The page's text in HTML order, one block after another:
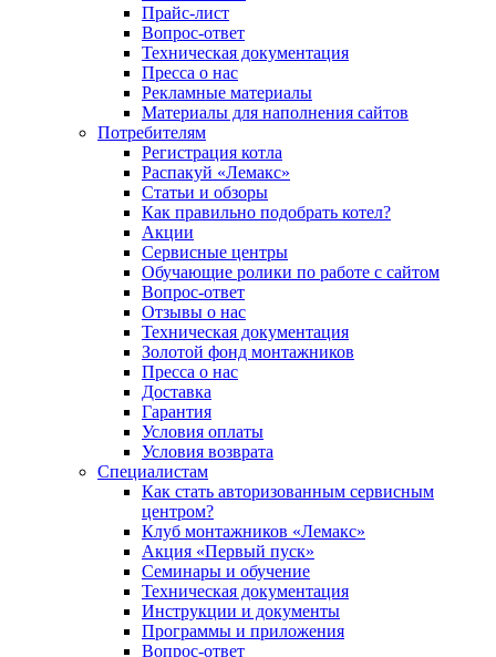
Прайс-лист
Вопрос-ответ
Техническая документация
Пресса о нас
Рекламные материалы
Материалы для наполнения сайтов
Потребителям
Регистрация котла
Распакуй «Лемакс»
Статьи и обзоры
Как правильно подобрать котел?
Акции
Сервисные центры
Обучающие ролики по работе с сайтом
Вопрос-ответ
Отзывы о нас
Техническая документация
Золотой фонд монтажников
Пресса о нас
Доставка
Гарантия
Условия оплаты
Условия возврата
Специалистам
Как стать авторизованным сервисным
центром?
Клуб монтажников «Лемакс»
Акция «Первый пуск»
Семинары и обучение
Техническая документация
Инструкции и документы
Программы и приложения
Вопрос-ответ